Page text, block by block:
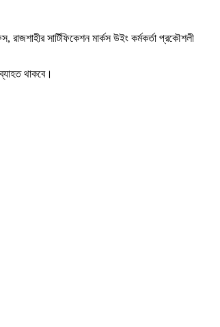
সার্টিফিকেশন মার্কস উইং কর্মকর্তা প্রকৌশলী
থাকবে।